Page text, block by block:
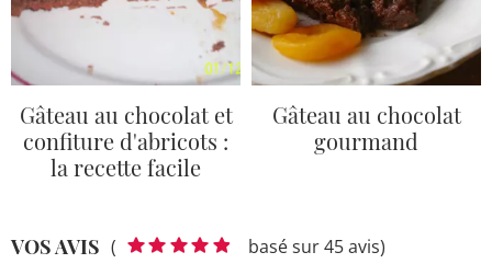
Gâteau au chocolat et
confiture d'abricots :
la recette facile
Gâteau au chocolat
gourmand
VOS AVIS ( basé sur 45 avis)